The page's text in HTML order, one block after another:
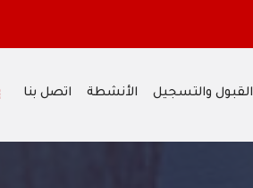
القبول والتسجيل الأنشطة اتصل بنا